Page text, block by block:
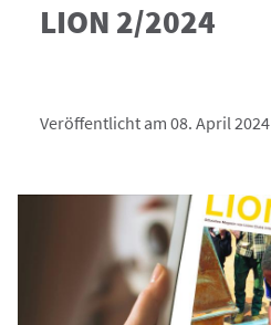
LION 2/2024
Veröffentlicht am 08. April 2024